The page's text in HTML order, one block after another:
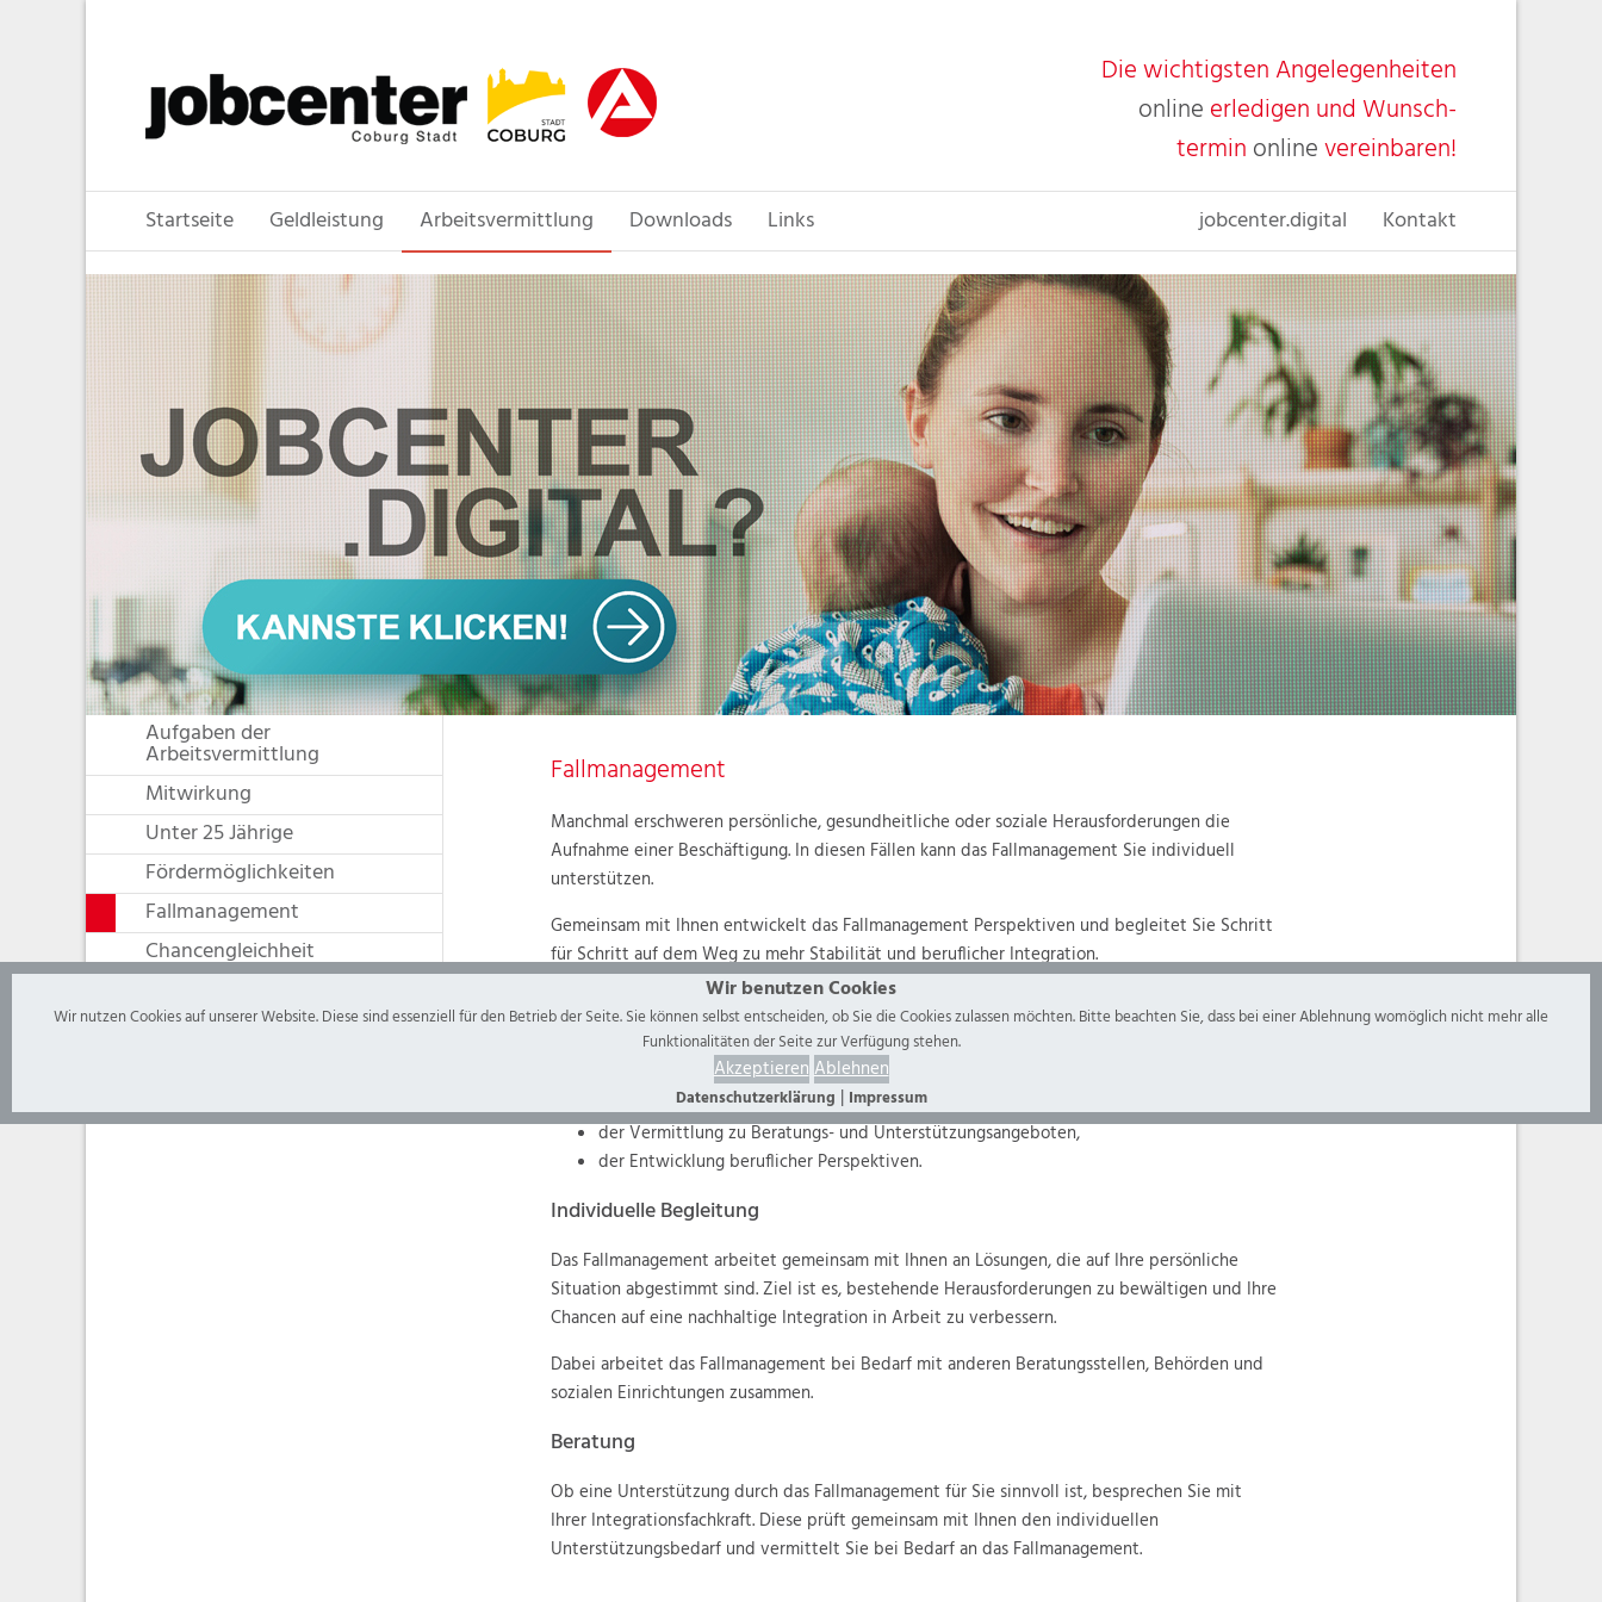
Die wichtigsten Angelegenheiten
online erledigen und Wunsch-
termin onlinevereinbaren!
Startseite Geldleistung Arbeitsvermittlung Downloads Links Kontakt
jobcenter.digital
Aufgaben der
Arbeitsvermittlung
Mitwirkung
Unter 25 Jährige
Fördermöglichkeiten
Fallmanagement
Chancengleichheit
Fallmanagement
Manchmal erschweren persönliche, gesundheitliche oder soziale Herausforderungen die
Aufnahme einer Beschäftigung. In diesen Fällen kann das Fallmanagement Sie individuell
unterstützen.
Gemeinsam mit Ihnen entwickelt das Fallmanagement Perspektiven und begleitet Sie Schritt
für Schritt auf dem Weg zu mehr Stabilität und beruflicher Integration.
Wir unterstützen Sie zum Beispiel bei
persönlichen oder familiären Problemen,
gesundheitlichen Einschränkungen,
finanziellen oder sozialen Schwierigkeiten,
der Vermittlung zu Beratungs- und Unterstützungsangeboten,
der Entwicklung beruflicher Perspektiven.
Individuelle Begleitung
Das Fallmanagement arbeitet gemeinsam mit Ihnen an Lösungen, die auf Ihre persönliche
Situation abgestimmt sind. Ziel ist es, bestehende Herausforderungen zu bewältigen und Ihre
Chancen auf eine nachhaltige Integration in Arbeit zu verbessern.
Dabei arbeitet das Fallmanagement bei Bedarf mit anderen Beratungsstellen, Behörden und
sozialen Einrichtungen zusammen.
Beratung
Ob eine Unterstützung durch das Fallmanagement für Sie sinnvoll ist, besprechen Sie mit
Ihrer Integrationsfachkraft. Diese prüft gemeinsam mit Ihnen den individuellen
Unterstützungsbedarf und vermittelt Sie bei Bedarf an das Fallmanagement.
Wir benutzen Cookies
Wir nutzen Cookies auf unserer Website. Diese sind essenziell für den Betrieb der Seite. Sie können selbst entscheiden, ob Sie die Cookies zulassen möchten. Bitte beachten Sie, dass bei einer Ablehnung womöglich nicht mehr alle
Funktionalitäten der Seite zur Verfügung stehen.
AkzeptierenAblehnen
Datenschutzerklärung | Impressum